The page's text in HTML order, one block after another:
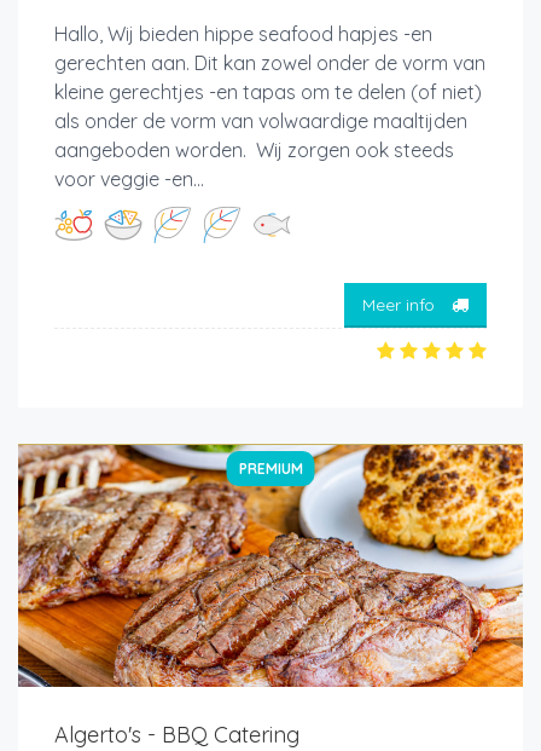
Hallo, Wij bieden hippe seafood hapjes -en
gerechten aan. Dit kan zowel onder de vorm van
kleine gerechtjes -en tapas om te delen (of niet)
als onder de vorm van volwaardige maaltijden
aangeboden worden. Wij zorgen ook steeds
voor veggie -en...
Meer info
PREMIUM
Algerto's - BBQ Catering